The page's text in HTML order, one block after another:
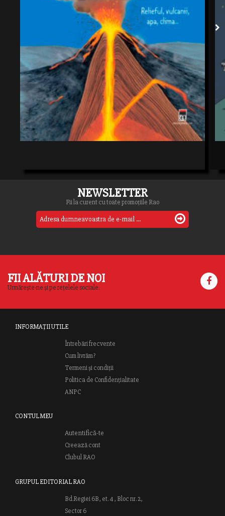
NEWSLETTER
Fii la curent cu toate promoțiile Rao
FII ALĂTURI DE NOI
Urmărește-ne și pe rețelele sociale.
INFORMAȚII UTILE
Întrebări frecvente
Cum livrăm?
Termeni și condiții
Politica de Confidențialitate
ANPC
CONTUL MEU
Autentifică-te
Creează cont
Clubul RAO
GRUPUL EDITORIAL RAO
Bd.Regiei 6B, et. 4 , Bloc nr. 2,
Sector 6